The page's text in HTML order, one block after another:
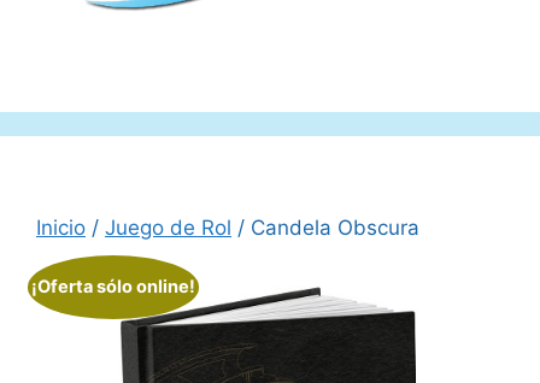
Inicio / Juego de Rol / Candela Obscura
¡Oferta sólo online!